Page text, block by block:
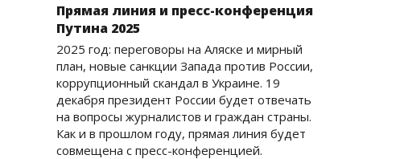
Прямая линия и пресс-конференция
Путина 2025
2025 год: переговоры на Аляске и мирный
план, новые санкции Запада против России,
коррупционный скандал в Украине. 19
декабря президент России будет отвечать
на вопросы журналистов и граждан страны.
Как и в прошлом году, прямая линия будет
совмещена с пресс-конференцией.